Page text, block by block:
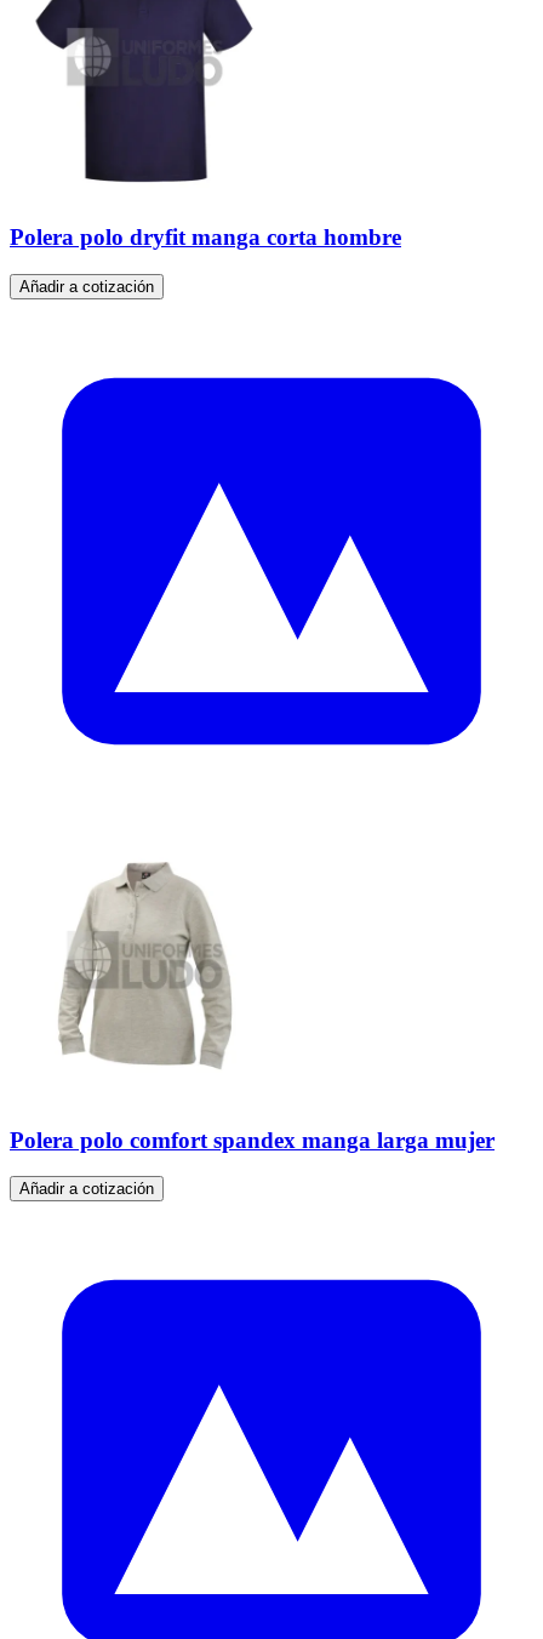
Polera polo dryfit manga corta hombre
Añadir a cotización
Polera polo comfort spandex manga larga mujer
Añadir a cotización